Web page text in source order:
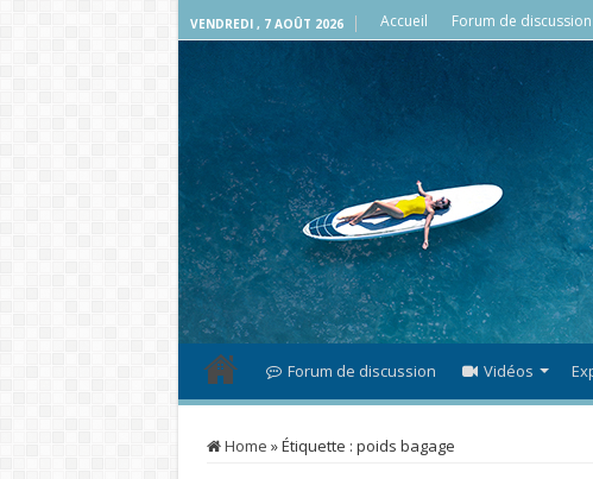
VENDREDI , 7 AOÛT 2026 Accueil Forum de discussion
Forum de discussion Vidéos
Home »Étiquette : poids bagage